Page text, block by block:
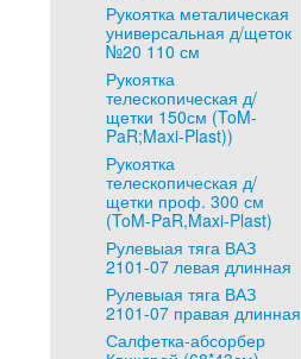
Рукоятка металическая
универсальная д/щеток
№20 110 см
Рукоятка
телескопическая д/
щетки 150см (ToM-
PaR;Maxi-Plast))
Рукоятка
телескопическая д/
щетки проф. 300 см
(ToM-PaR,Maxi-Plast)
Рулевыая тяга ВАЗ
2101-07 левая длинная
Рулевыая тяга ВАЗ
2101-07 правая длинная
Салфетка-абсорбер